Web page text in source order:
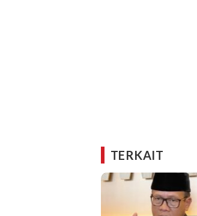
TERKAIT